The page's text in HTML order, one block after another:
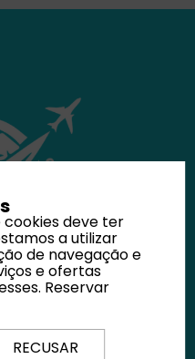
Mundo
deve ter
a utilizar
de navegação e
e ofertas
Reservar
RECUSAR